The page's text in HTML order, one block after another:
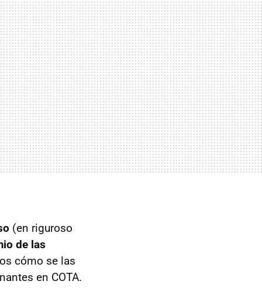
(en riguroso
de las
cómo se las
en COTA.